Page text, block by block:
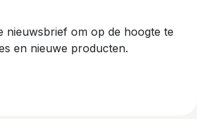
nieuwsbrief om op de hoogte te
en nieuwe producten.